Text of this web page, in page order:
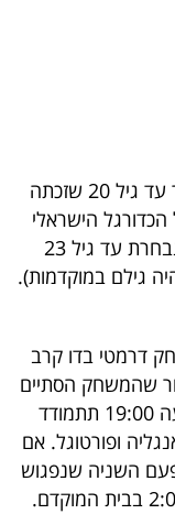
אחרי ההישג המטורף של נבחרת הנוער עד גיל 20 שזכתה
הישראלי
נמשך עם הישג מדהים לא פחות של הנבחרת עד גיל 23
דרמטי בדו קרב
לאחר שהמשחק הסתיים
ב-0:0 בתום 120 דקות. ביום רביעי בשעה 19:00 תתמודד
ופורטוגל. אם
השניה שנפגוש